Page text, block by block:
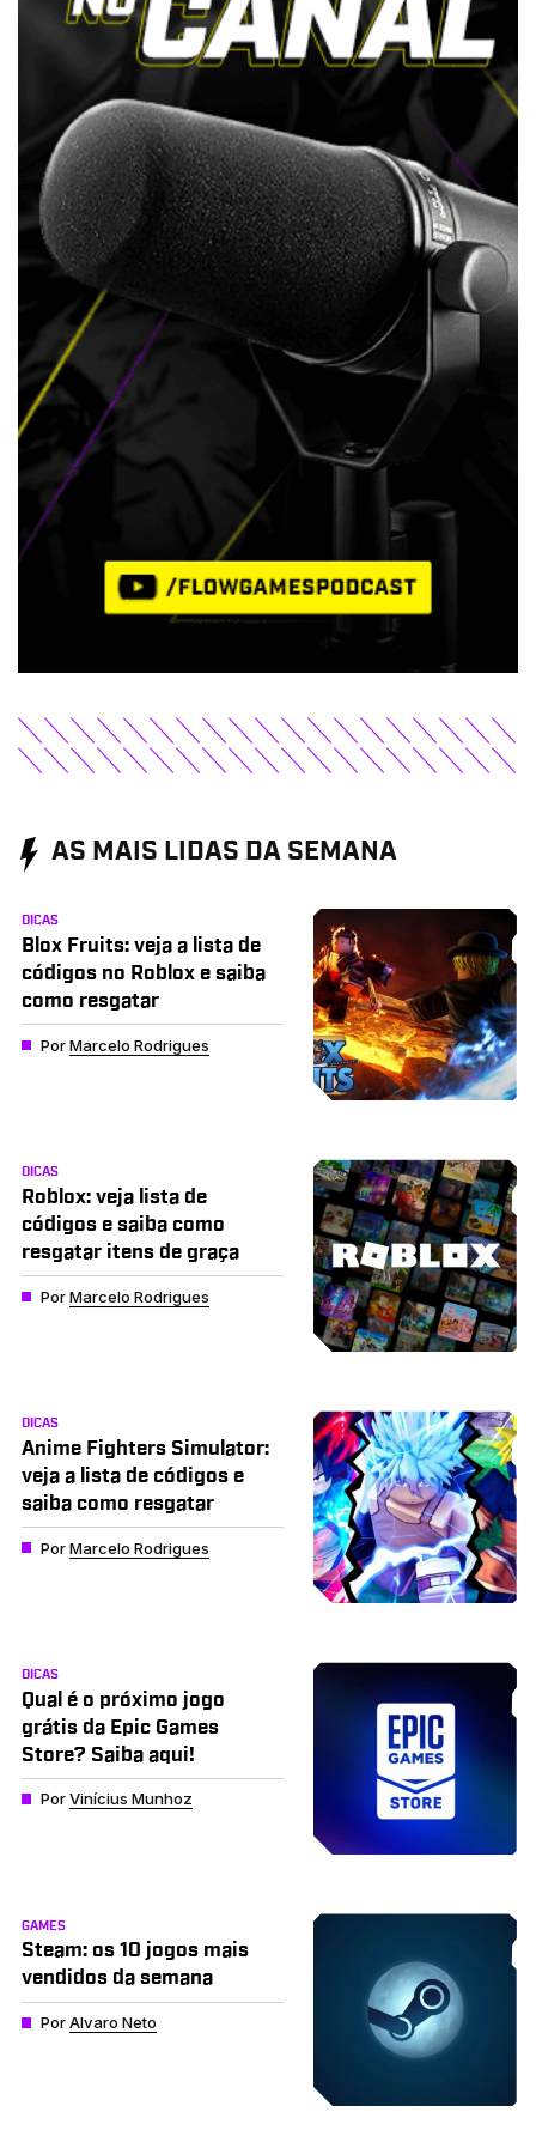
AS MAIS LIDAS DA SEMANA
DICAS
Blox Fruits: veja a lista de
códigos no Roblox e saiba
como resgatar
PorMarcelo Rodrigues
DICAS
Roblox: veja lista de
códigos e saiba como
resgatar itens de graça
PorMarcelo Rodrigues
DICAS
Anime Fighters Simulator:
veja a lista de códigos e
saiba como resgatar
PorMarcelo Rodrigues
DICAS
Qual é o próximo jogo
grátis da Epic Games
Store? Saiba aqui!
PorVinícius Munhoz
GAMES
Steam: os 10 jogos mais
vendidos da semana
PorAlvaro Neto